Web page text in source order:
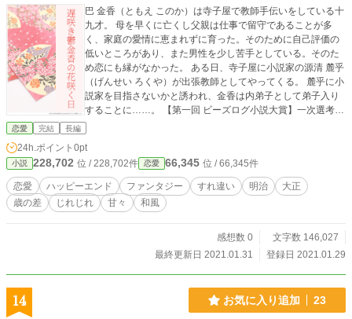
巴 金香（ともえ このか）は寺子屋で教師手伝いをしている十
九才。 母を早くに亡くし父親は仕事で留守であることが多
く、家庭の愛情に恵まれずに育った。そのために自己評価の
低いところがあり、また男性を少し苦手としている。そのた
め恋にも縁がなかった。 ある日、寺子屋に小説家の源清 麓乎
（げんせい ろくや）が出張教師としてやってくる。 麓乎に小
説家を目指さないかと誘われ、金香は内弟子として弟子入り
することに……。 【第一回 ビーズログ小説大賞】一次選考通
過作品
恋愛 完結 長編
24h.ポイント 0pt
小説 228,702 位 / 228,702件 恋愛 66,345 位 / 66,345件
恋愛 ハッピーエンド ファンタジー すれ違い 明治
大正
歳の差
じれじれ 甘々 和風
感想数 0
文字数 146,027
最終更新日 2021.01.31
登録日 2021.01.29
14 お気に入り追加 23